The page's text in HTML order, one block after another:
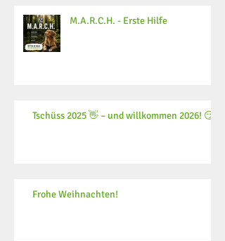
M.A.R.C.H. - Erste Hilfe
Tschüss 2025 👋 – und willkommen 2026! 😏
Frohe Weihnachten!